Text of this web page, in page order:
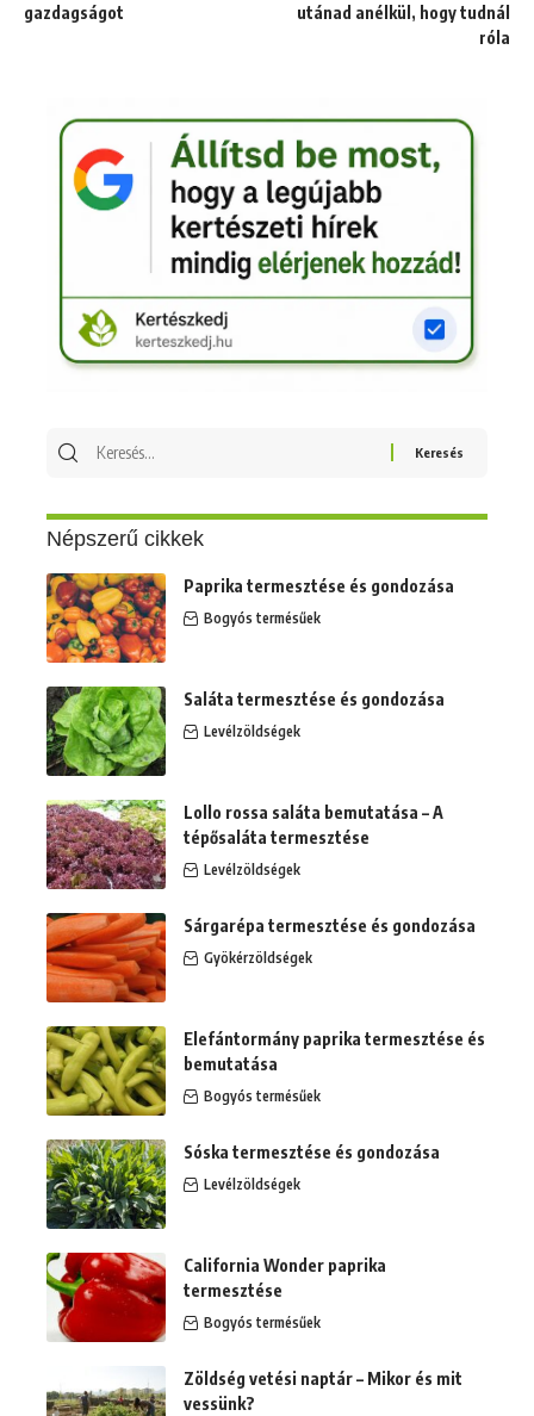
gazdagságot
utánad anélkül, hogy tudnál
róla
Keresés
Népszerű cikkek
Paprika termesztése és gondozása
Bogyós termésűek
Saláta termesztése és gondozása
Levélzöldségek
Lollo rossa saláta bemutatása – A
tépősaláta termesztése
Levélzöldségek
Sárgarépa termesztése és gondozása
Gyökérzöldségek
Elefántormány paprika termesztése és
bemutatása
Bogyós termésűek
Sóska termesztése és gondozása
Levélzöldségek
California Wonder paprika
termesztése
Bogyós termésűek
Zöldség vetési naptár – Mikor és mit
vessünk?